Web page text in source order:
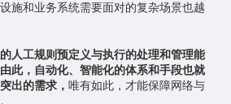
施和业务系统需要面对的复杂场景也越
人工规则预定义与执行的处理和管理能
此，自动化、智能化的体系和手段也就
出的需求， 唯有如此，才能保障网络与